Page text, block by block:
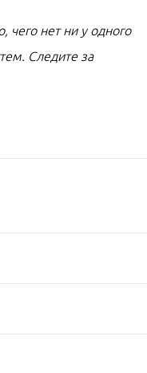
нет ни у одного
Следите за